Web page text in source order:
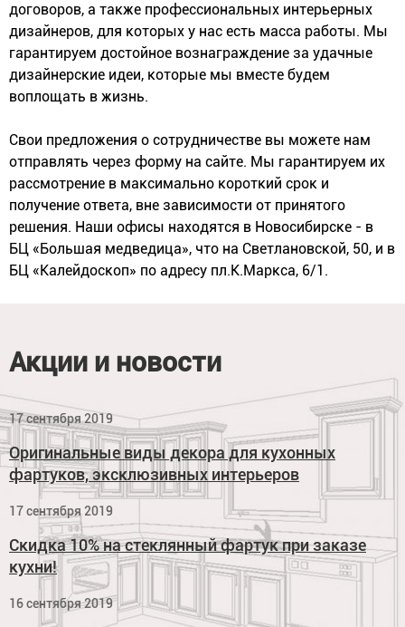
договоров, а также профессиональных интерьерных
дизайнеров, для которых у нас есть масса работы. Мы
гарантируем достойное вознаграждение за удачные
дизайнерские идеи, которые мы вместе будем
воплощать в жизнь.
Свои предложения о сотрудничестве вы можете нам
отправлять через форму на сайте. Мы гарантируем их
рассмотрение в максимально короткий срок и
получение ответа, вне зависимости от принятого
решения. Наши офисы находятся в Новосибирске - в
БЦ «Большая медведица», что на Светлановской, 50, и в
БЦ «Калейдоскоп» по адресу пл.К.Маркса, 6/1.
Акции и новости
17 сентября 2019
Оригинальные виды декора для кухонных
фартуков, эксклюзивных интерьеров
17 сентября 2019
Скидка 10% на стеклянный фартук при заказе
кухни!
16 сентября 2019